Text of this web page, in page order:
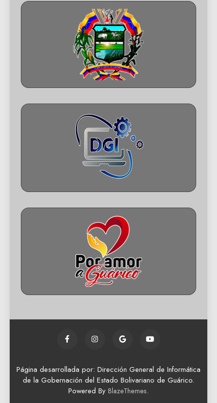
Página desarrollada por: Dirección General de Informática
de la Gobernación del Estado Bolivariano de Guárico.
Powered By BlazeThemes.